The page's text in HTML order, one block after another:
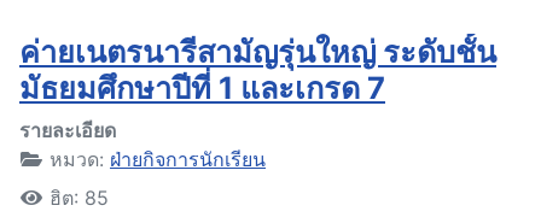
ค่ายเนตรนารีสามัญรุ่นใหญ่ ระดับชั้น
มัธยมศึกษาปีที่ 1 และเกรด 7
รายละเอียด
หมวด: ฝ่ายกิจการนักเรียน
ฮิต: 85